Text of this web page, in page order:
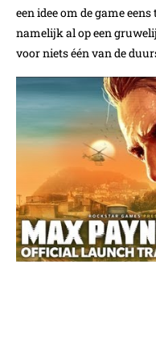
een idee om de game
namelijk al op een
voor niets één van de